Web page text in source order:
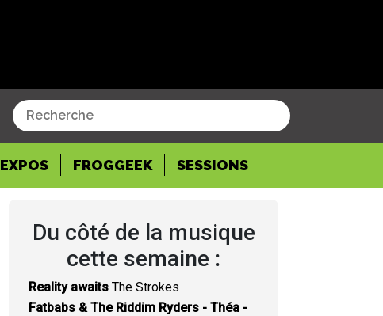
EXPOS FROGGEEK SESSIONS
Du côté de la musique
cette semaine :
Reality awaits The Strokes
Fatbabs & The Riddim Ryders - Théa -